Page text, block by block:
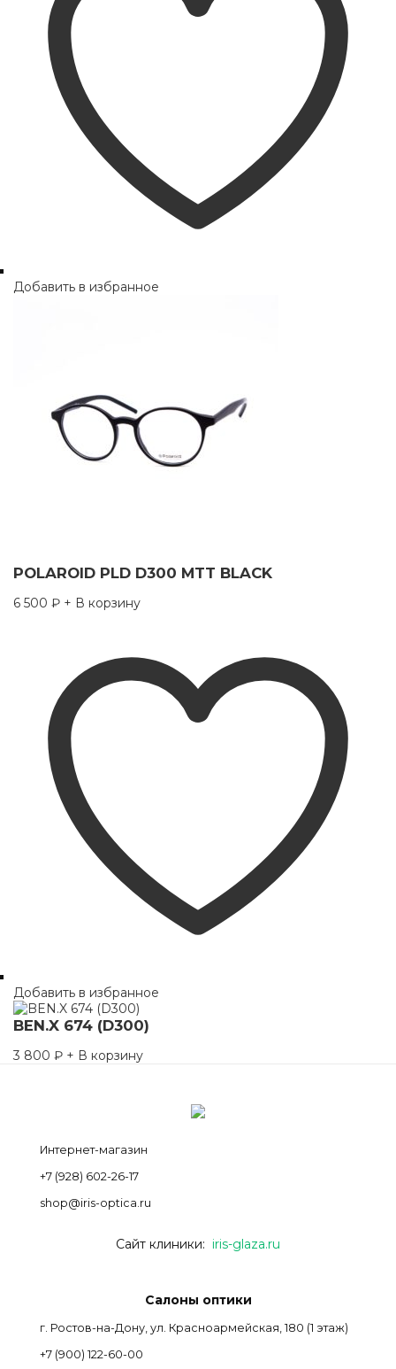
Добавить в избранное
POLAROID PLD D300 MTT BLACK
6 500 ₽ + В корзину
Добавить в избранное
BEN.X 674 (D300)
3 800 ₽ + В корзину
Интернет-магазин
+7 (928) 602-26-17
shop@iris-optica.ru
Сайт клиники: iris-glaza.ru
Салоны оптики
г. Ростов-на-Дону, ул. Красноармейская, 180 (1 этаж)
+7 (900) 122-60-00